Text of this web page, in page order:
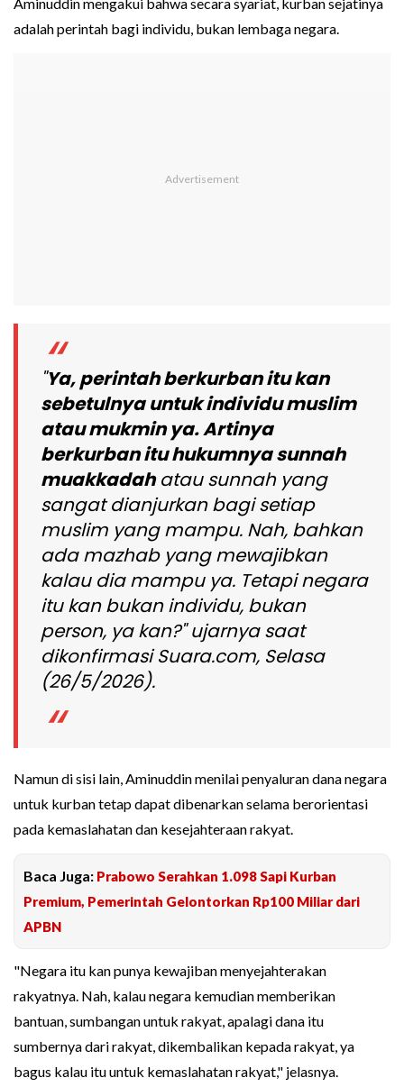
adalah perintah bagi individu, bukan lembaga negara.
"Ya, perintah berkurban itu kan
sebetulnya untuk individu muslim
atau mukmin ya. Artinya
berkurban itu hukumnya sunnah
muakkadah atau sunnah yang
sangat dianjurkan bagi setiap
muslim yang mampu. Nah, bahkan
ada mazhab yang mewajibkan
kalau dia mampu ya. Tetapi negara
itu kan bukan individu, bukan
person, ya kan?" ujarnya saat
dikonfirmasi Suara.com, Selasa
(26/5/2026).
Namun di sisi lain, Aminuddin menilai penyaluran dana negara
untuk kurban tetap dapat dibenarkan selama berorientasi
pada kemaslahatan dan kesejahteraan rakyat.
Baca Juga: Prabowo Serahkan 1.098 Sapi Kurban
Premium, Pemerintah Gelontorkan Rp100 Miliar dari
APBN
"Negara itu kan punya kewajiban menyejahterakan
rakyatnya. Nah, kalau negara kemudian memberikan
bantuan, sumbangan untuk rakyat, apalagi dana itu
sumbernya dari rakyat, dikembalikan kepada rakyat, ya
bagus kalau itu untuk kemaslahatan rakyat," jelasnya.